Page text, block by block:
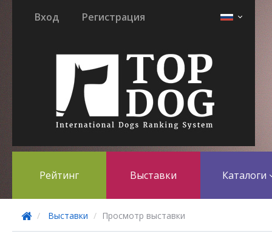
Вход Регистрация
Рейтинг Выставки Каталоги
Выставки Просмотр выставки